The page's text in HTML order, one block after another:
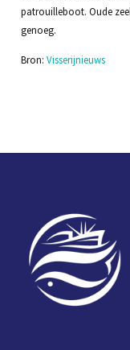
patrouilleboot. Oude
genoeg.
Bron: Visserijnieuws